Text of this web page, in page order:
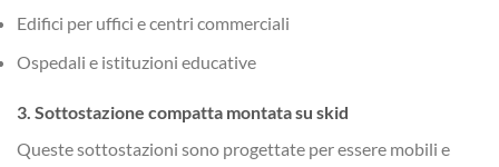
Edifici per uffici e centri commerciali
Ospedali e istituzioni educative
3. Sottostazione compatta montata su skid
Queste sottostazioni sono progettate per essere mobili e